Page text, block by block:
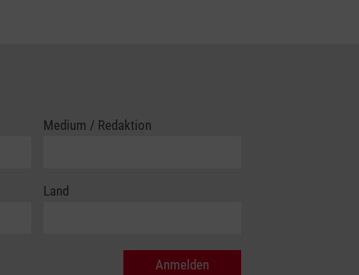
Medium / Redaktion
Land